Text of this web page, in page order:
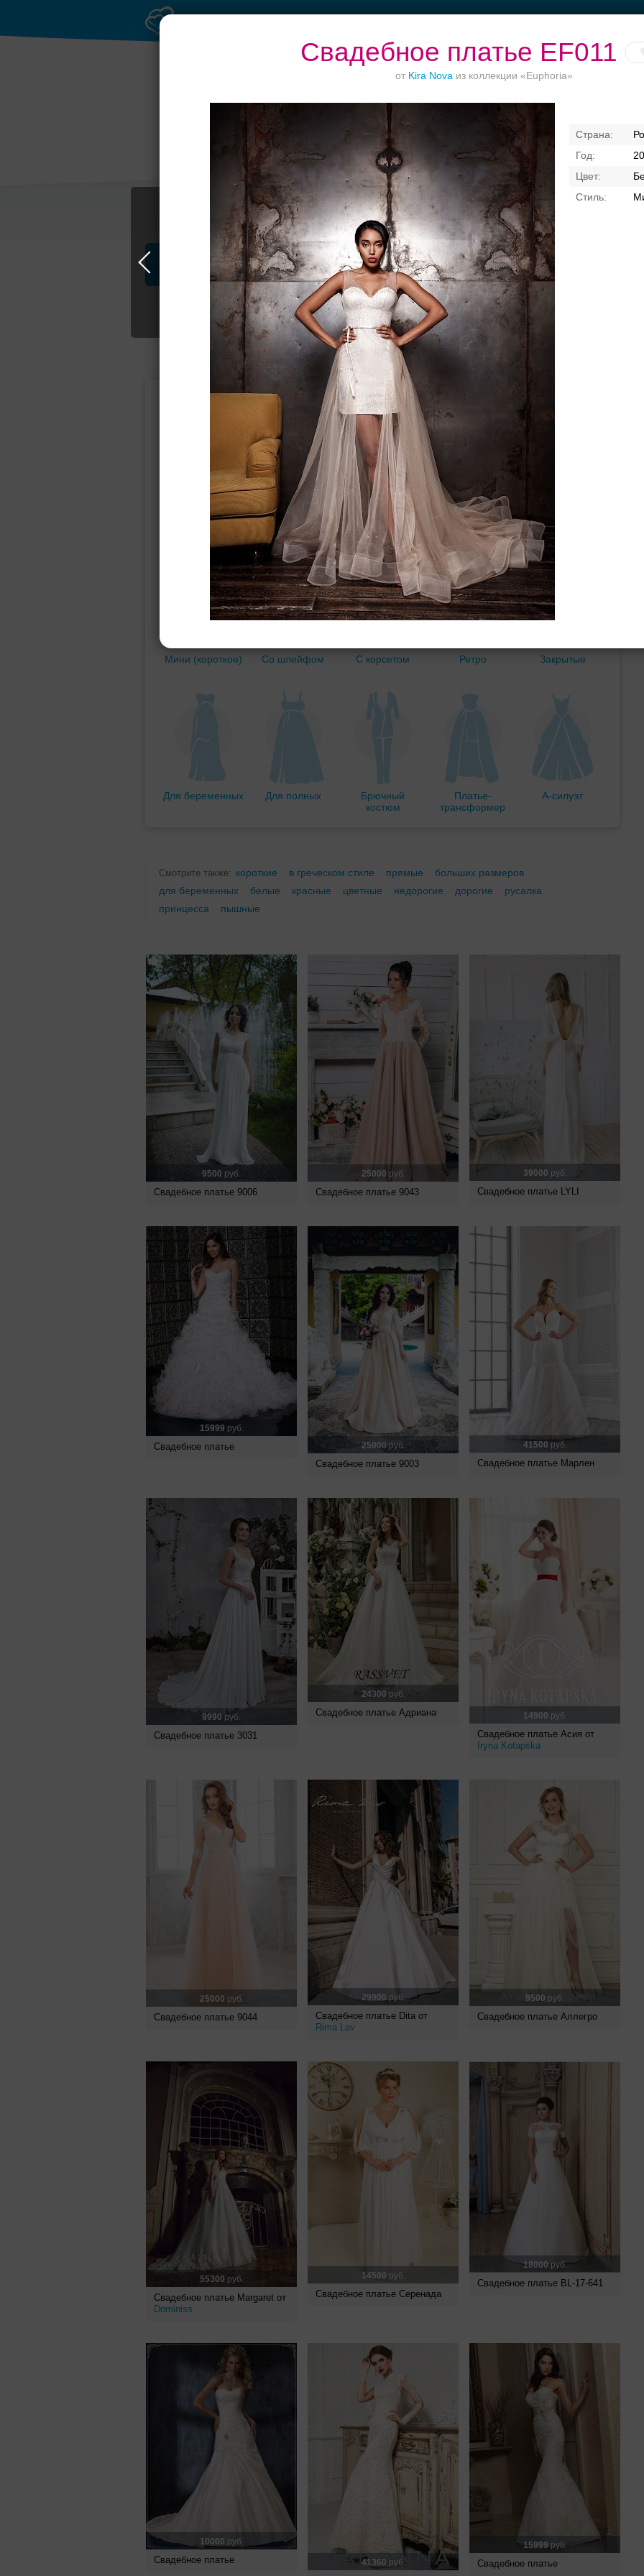
Свадебное платье EF011
от Kira Nova из коллекции «Euphoria»
Торжества за
городом
Банкет в отеле
образ
Профессионалы и услуги Свадебные платья Банкет Транспорт
Свадьба в Москве Свадебные платья
Подбор свадебного платья
По стилю
Ампир
Прямое Русалка Принцесса Бальное
Мини (короткое) Со шлейфом С корсетом Ретро Закрытые
Для беременных Для полных
Брючный
костюм
Платье-
трансформер
А-силуэт
Смотрите также: короткие в греческом стиле прямые
больших размеров
для беременных
белые красные цветные недорогие дорогие
русалка
принцесса
пышные
9500 руб.
Свадебное платье 9006
25000 руб.
Свадебное платье 9043
39000 руб.
Свадебное платье LYLI
15999 руб.
Свадебное платье 25000руб.
Свадебное платье 9003
41500 руб.
Свадебное платье Марлен
9990 руб.
Свадебное платье 3031
24300 руб.
Свадебное платье Адриана 14900 руб.
Свадебное платье Асия от
Iryna Kotapska
25000 руб.
Свадебное платье 9044
29900 руб.
Свадебное платье Dita от
Rima Lav
9500 руб.
Свадебное платье Аллегро
55300 руб.
Свадебное платье Margaret от
Dominiss
14500 руб.
Свадебное платье Серенада
18000 руб.
Свадебное платье BL-17-641
10000 руб.
Свадебное платье 41360 руб.
15999 руб.
Свадебное платье